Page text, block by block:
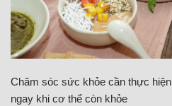
Chăm sóc sức khỏe cần thực hiện
ngay khi cơ thể còn khỏe